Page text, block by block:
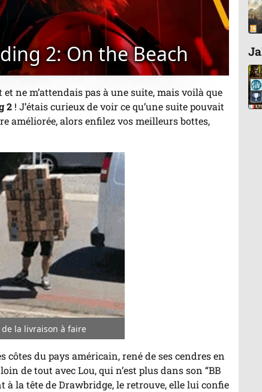
2: On the Beach
ne m’attendais pas à une suite, mais voilà que
2 ! J’étais curieux de voir ce qu’une suite pouvait
améliorée, alors enfilez vos meilleurs bottes,
de la livraison à faire
côtes du pays américain, rené de ses cendres en
de tout avec Lou, qui n’est plus dans son “BB
à la tête de Drawbridge, le retrouve, elle lui confie